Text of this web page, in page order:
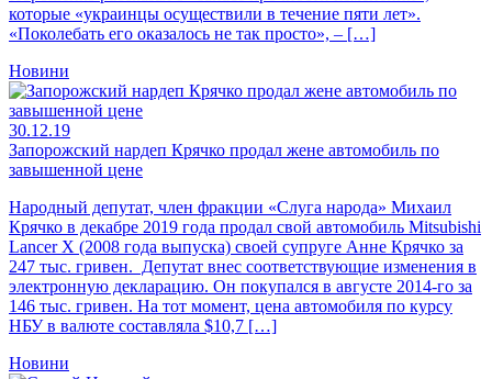
которые «украинцы осуществили в течение пяти лет».
«Поколебать его оказалось не так просто», – […]
Новини
30.12.19
Запорожский нардеп Крячко продал жене автомобиль по
завышенной цене
Народный депутат, член фракции «Слуга народа» Михаил
Крячко в декабре 2019 года продал свой автомобиль Mitsubishi
Lancer X (2008 года выпуска) своей супруге Анне Крячко за
247 тыс. гривен. Депутат внес соответствующие изменения в
электронную декларацию. Он покупался в августе 2014-го за
146 тыс. гривен. На тот момент, цена автомобиля по курсу
НБУ в валюте составляла $10,7 […]
Новини